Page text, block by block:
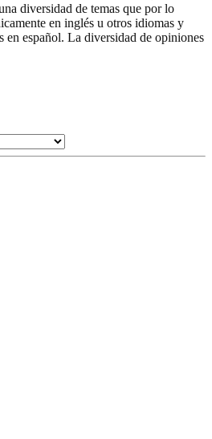
diversidad de temas que por lo
en inglés u otros idiomas y
en español. La diversidad de opiniones